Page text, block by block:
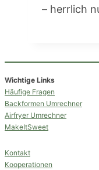
– herrlich
Wichtige Links
Häufige Fragen
Backformen Umrechner
Airfryer Umrechner
MakeItSweet
Kontakt
Kooperationen